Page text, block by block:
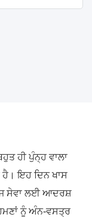
ਹੀ ਪੁੰਨ੍ਹ ਵਾਲਾ
ਇਹ ਦਿਨ ਖਾਸ
ਸੇਵਾ ਲਈ ਆਦਰਸ਼
ਨੂੰ ਅੰਨ-ਵਸਤ੍ਰ